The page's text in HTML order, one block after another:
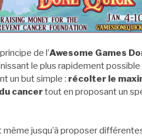
de l’Awesome Games
le plus rapidement possible
un but simple : récolter le
cancertout en proposant un
même jusqu’à proposer